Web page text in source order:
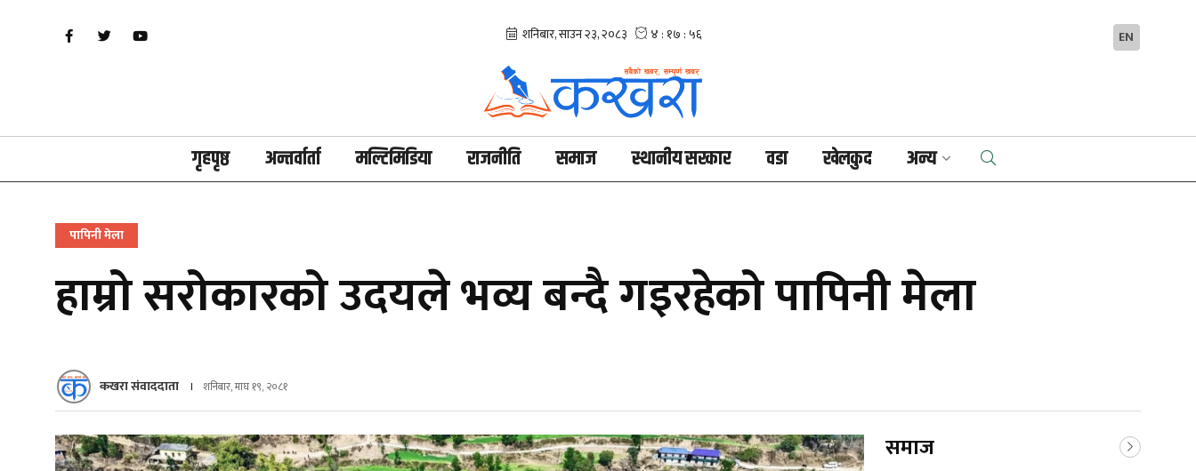
EN
गृहपृष्ठ अन्तर्वार्ता मल्टिमिडिया राजनीति समाज स्थानीय सरकार वडा खेलकुद अन्य
पापिनी मेला
हाम्रो सरोकारको उदयले भव्य बन्दै गइरहेको पापिनी मेला
कखरा संवाददाता शनिबार, माघ १९, २०८१
समाज